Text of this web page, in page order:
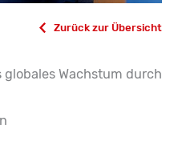
Zurück zur Übersicht
Wachstum durch